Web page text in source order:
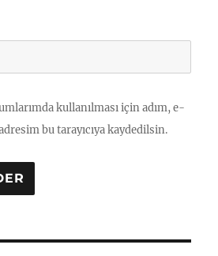
kullanılması için adım, e-
bu tarayıcıya kaydedilsin.